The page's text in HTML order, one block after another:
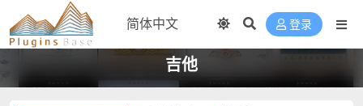
登录
吉他